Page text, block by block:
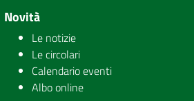
Novità
Le notizie
Le circolari
Calendario eventi
Albo online